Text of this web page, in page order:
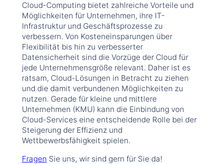
Cloud-Computing bietet zahlreiche Vorteile und
Möglichkeiten für Unternehmen, ihre IT-
Infrastruktur und Geschäftsprozesse zu
verbessern. Von Kosteneinsparungen über
Flexibilität bis hin zu verbesserter
Datensicherheit sind die Vorzüge der Cloud für
jede Unternehmensgröße relevant. Daher ist es
ratsam, Cloud-Lösungen in Betracht zu ziehen
und die damit verbundenen Möglichkeiten zu
nutzen. Gerade für kleine und mittlere
Unternehmen (KMU) kann die Einbindung von
Cloud-Services eine entscheidende Rolle bei der
Steigerung der Effizienz und
Wettbewerbsfähigkeit spielen.
Fragen Sie uns, wir sind gern für Sie da!